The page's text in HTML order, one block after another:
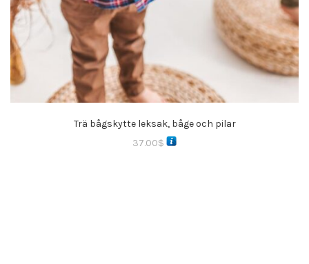
Trä bågskytte leksak, båge och pilar
37.00$